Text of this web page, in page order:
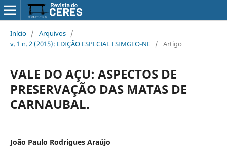
Início / Arquivos /
v. 1 n. 2 (2015): EDIÇÃO ESPECIAL I SIMGEO-NE / Artigo
VALE DO AÇU: ASPECTOS DE
PRESERVAÇÃO DAS MATAS DE
CARNAUBAL.
João Paulo Rodrigues Araújo